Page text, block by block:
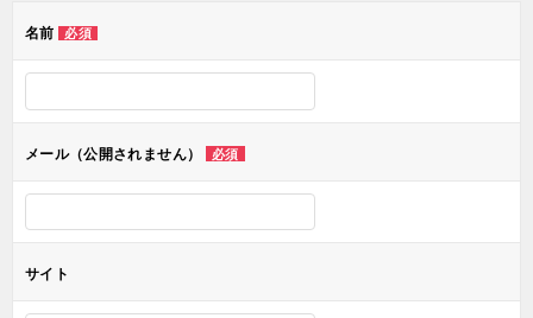
ー
ン
名前 必須
メール（公開されません） 必須
サイト